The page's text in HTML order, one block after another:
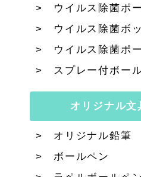
ウイルス除菌ポ
ウイルス除菌ボ
ウイルス除菌ポ
スプレー付ボー
オリジナル文
オリジナル鉛筆
ボールペン